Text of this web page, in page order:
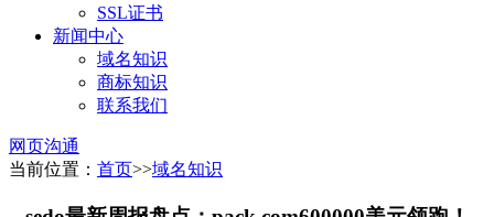
SSL证书
新闻中心
域名知识
商标知识
联系我们
网页沟通
当前位置： 首页>>域名知识